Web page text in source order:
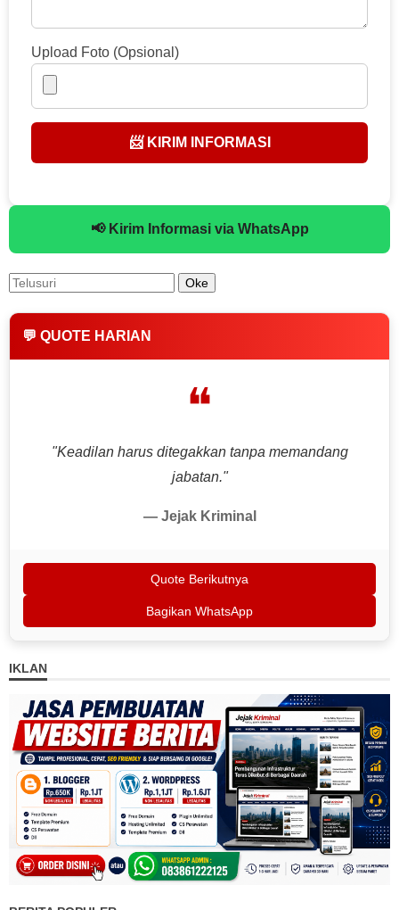
Upload Foto (Opsional)
📨 KIRIM INFORMASI
📢 Kirim Informasi via WhatsApp
💬 QUOTE HARIAN
❝
"Keadilan harus ditegakkan tanpa memandang
jabatan."
— Jejak Kriminal
Quote Berikutnya
Bagikan WhatsApp
IKLAN